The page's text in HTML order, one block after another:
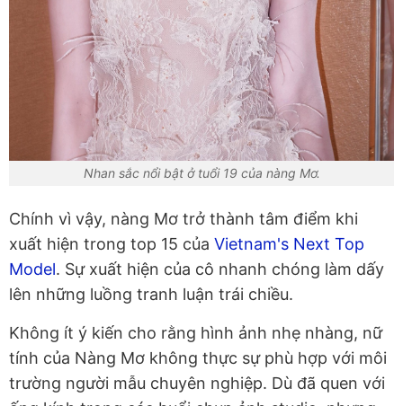
Nhan sắc nổi bật ở tuổi 19 của nàng Mơ.
Chính vì vậy, nàng Mơ trở thành tâm điểm khi
xuất hiện trong top 15 của Vietnam's Next Top
Model. Sự xuất hiện của cô nhanh chóng làm dấy
lên những luồng tranh luận trái chiều.
Không ít ý kiến cho rằng hình ảnh nhẹ nhàng, nữ
tính của Nàng Mơ không thực sự phù hợp với môi
trường người mẫu chuyên nghiệp. Dù đã quen với